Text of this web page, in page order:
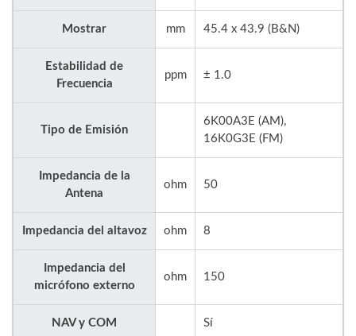
Mostrar mm 45.4 x 43.9 (B&N)
Estabilidad de
Frecuencia
ppm ± 1.0
Tipo de Emisión
6K00A3E (AM),
16K0G3E (FM)
Impedancia de la
Antena
ohm 50
Impedancia del altavoz ohm 8
Impedancia del
micrófono externo
ohm 150
NAV y COM Sí